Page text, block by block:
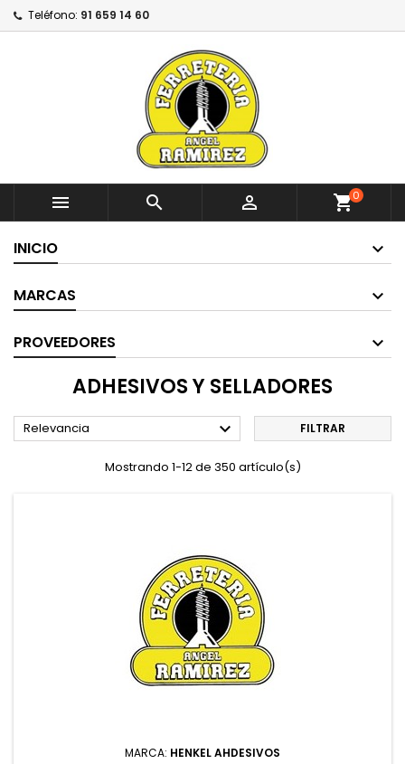
Teléfono: 91 659 14 60
   shopping_cart0
INICIO
MARCAS
PROVEEDORES
ADHESIVOS Y SELLADORES
Relevancia  FILTRAR
Mostrando 1-12 de 350 artículo(s)
MARCA: HENKEL AHDESIVOS